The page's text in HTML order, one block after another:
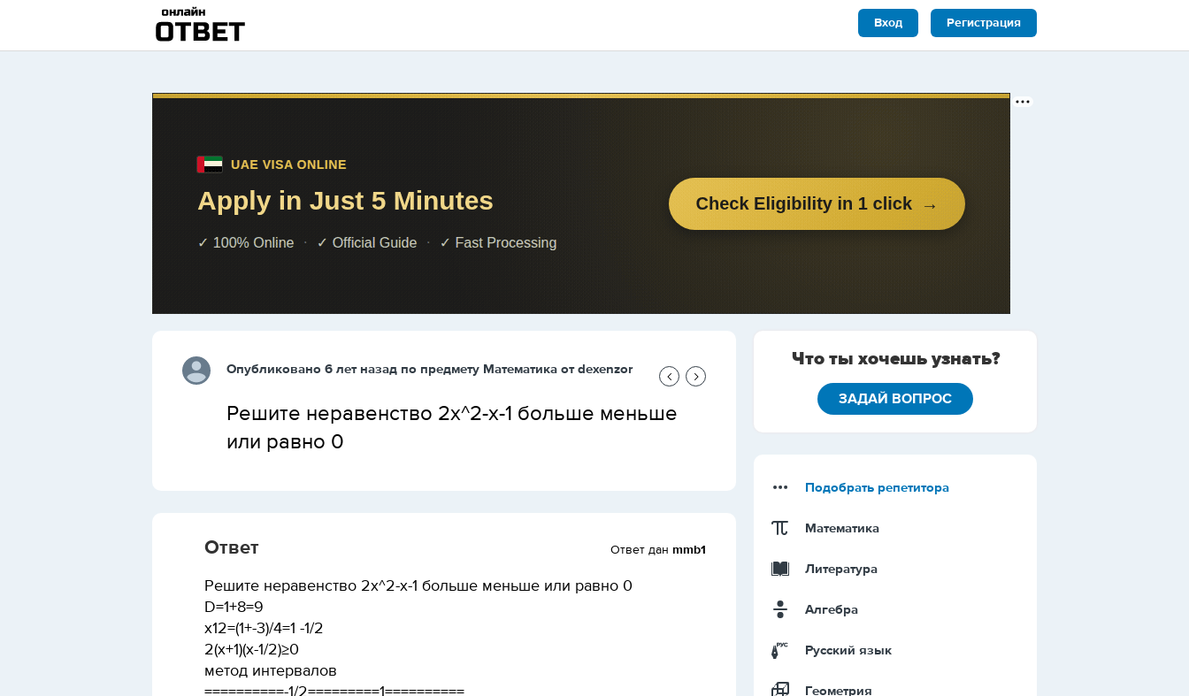
Вход Регистрация
Опубликовано 6 лет назад по предмету Математика от dexenzor
Решите неравенство 2x^2-x-1 больше меньше
или равно 0
Ответ Ответ дан mmb1
Решите неравенство 2x^2-x-1 больше меньше или равно 0
D=1+8=9
x12=(1+-3)/4=1 -1/2
2(x+1)(x-1/2)≥0
метод интервалов
==========-1/2=========1==========
Что ты хочешь узнать?
ЗАДАЙ ВОПРОС
Подобрать репетитора
Математика
Литература
Алгебра
Русский язык
Геометрия